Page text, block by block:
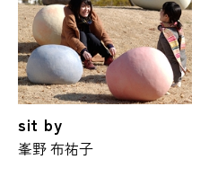
sit by
峯野 布祐子